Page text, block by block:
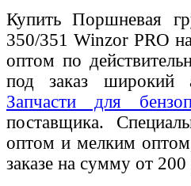
Купить Поршневая
350/351 Winzor PRO
оптом по
под заказ широкий
Запчасти для
поставщика.
оптом и мелким
заказе на сумму от